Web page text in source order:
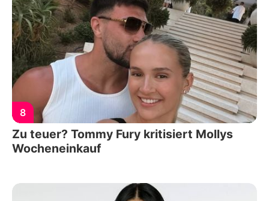
8
Zu teuer? Tommy Fury kritisiert Mollys
Wocheneinkauf